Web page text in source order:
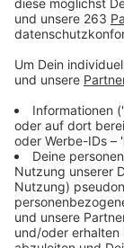
Nach
auf dem
Kremer seine
des
120 Jahren
Gartencenter
zweistellige
Natur-